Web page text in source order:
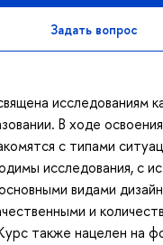
Задать вопрос
исследованиям
В ходе
с типами
исследования, с
видами
и
также нацелен на